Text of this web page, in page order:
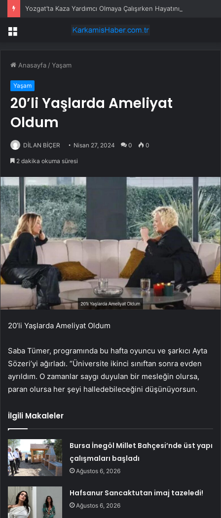
Menü
Anasayfa /Yaşam
Yaşam
20’li Yaşlarda Ameliyat
Oldum
DİLAN BİÇER Nisan 27, 2024 0 0
2 dakika okuma süresi
20’li Yaşlarda Ameliyat Oldum
Saba Tümer, programında bu hafta oyuncu ve şarkıcı Ayta
Sözeri’yi ağırladı. “Üniversite ikinci sınıftan sonra evden
ayrıldım. O zamanlar saygı duyulan bir mesleğin olursa,
paran olursa her şeyi halledebileceğini düşünüyorsun.
İlgili Makaleler
Bursa İnegöl Millet Bahçesi’nde üst yapı
çalışmaları başladı
Ağustos 6, 2026
Hafsanur Sancaktutan imaj tazeledi!
Ağustos 6, 2026